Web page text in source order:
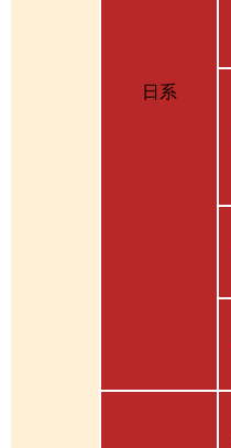
日系